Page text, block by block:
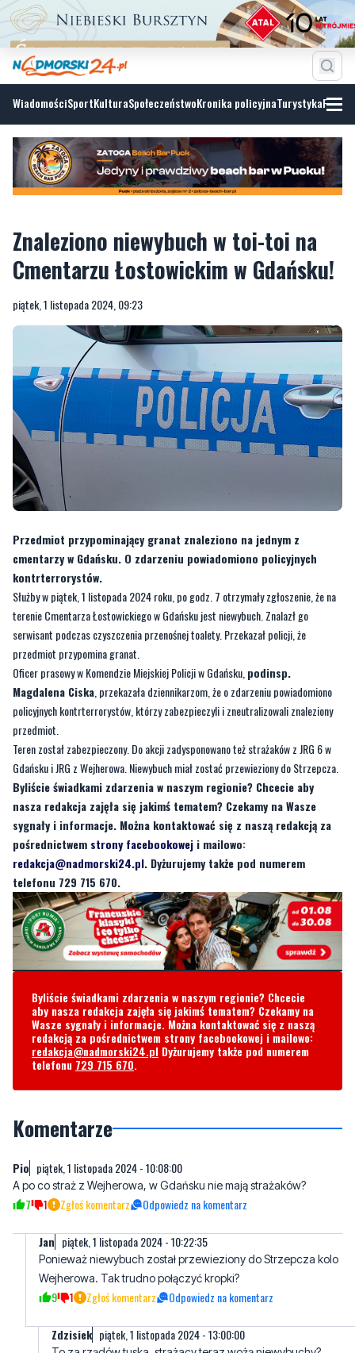
WiadomościSportKulturaSpołeczeństwoKronika policyjnaTurystyka
Znaleziono niewybuch w toi-toi na
piątek, 1 listopada 2024, 09:23
Przedmiot przypominający granat znaleziono na jednym z
cmentarzy w Gdańsku. O zdarzeniu powiadomiono policyjnych
Służby w piątek, 1 listopada 2024 roku, po godz. 7 otrzymały zgłoszenie, że na
terenie Cmentarza Łostowickiego w Gdańsku jest niewybuch. Znalazł go
serwisant podczas czyszczenia przenośnej toalety. Przekazał policji, że
przedmiot przypomina granat.
Oficer prasowy w Komendzie Miejskiej Policji w Gdańsku,podinsp.
Magdalena Ciska, przekazała dziennikarzom, że o zdarzeniu powiadomiono
policyjnych kontrterrorystów, którzy zabezpieczyli i zneutralizowali znaleziony
przedmiot.
Teren został zabezpieczony. Do akcji zadysponowano też strażaków z JRG 6 w
Gdańsku i JRG z Wejherowa. Niewybuch miał zostać przewieziony do Strzepcza.
Byliście świadkami zdarzenia w naszym regionie? Chcecie aby
nasza redakcja zajęła się jakimś tematem? Czekamy na Wasze
sygnały i informacje. Można kontaktować się z naszą redakcją za
pośrednictwemstrony facebookoweji mailowo:
redakcja@nadmorski24.pl. Dyżurujemy także pod numerem
telefonu 729 715 670.
Byliście świadkami zdarzenia w naszym regionie? Chcecie
aby nasza redakcja zajęła się jakimś tematem? Czekamy na
Wasze sygnały i informacje. Można kontaktować się z naszą
redakcja@nadmorski24.plDyżurujemy także pod numerem
telefonu729 715 670.
Komentarze
A po co straż z Wejherowa, w Gdańsku nie mają strażaków?
Jan piątek, 1 listopada 2024 - 10:22:35
Ponieważ niewybuch został przewieziony do Strzepcza kolo
9 1 Zgłoś komentarz Odpowiedz na komentarz
Zdzisiek piątek, 1 listopada 2024 - 13:00:00
To za rządów tuska, strażacy teraz wożą niewybuchy?